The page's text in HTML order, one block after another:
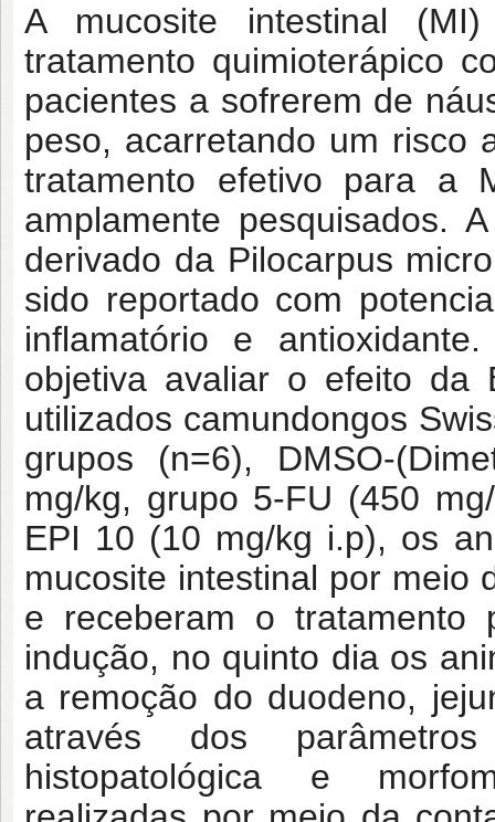
A mucosite intestinal
tratamento quimioterápico
pacientes a sofrerem de
peso, acarretando um risco
tratamento efetivo para a
amplamente pesquisados.
derivado da Pilocarpus
sido reportado com
inflamatório e
objetiva avaliar o efeito da
utilizados camundongos
grupos (n=6), DMSO-
mg/kg, grupo 5-FU (450
EPI 10 (10 mg/kg i.p), os
mucosite intestinal por meio
e receberam o tratamento
indução, no quinto dia os
a remoção do duodeno,
através dos
histopatológica e